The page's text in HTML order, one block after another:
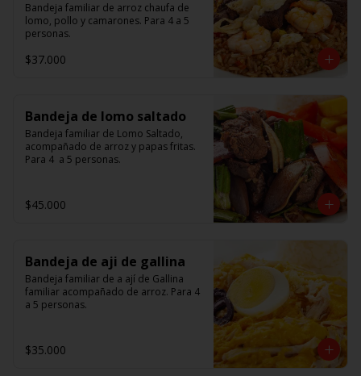
Bandeja familiar de arroz chaufa de
lomo, pollo y camarones. Para 4 a 5
personas.
$37.000
Bandeja de lomo saltado
Bandeja familiar de Lomo Saltado,
acompañado de arroz y papas fritas.
Para 4  a 5 personas.
$45.000
Bandeja de aji de gallina
Bandeja familiar de a ají de Gallina
familiar acompañado de arroz. Para 4
a 5 personas.
$35.000